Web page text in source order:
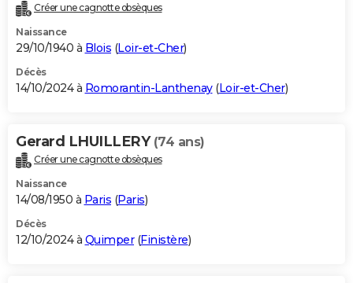
Créer une cagnotte obsèques
Naissance
29/10/1940 à Blois (Loir-et-Cher)
Décès
14/10/2024 à Romorantin-Lanthenay(Loir-et-Cher)
Gerard LHUILLERY (74 ans)
Créer une cagnotte obsèques
Naissance
14/08/1950 à Paris (Paris)
Décès
12/10/2024 à Quimper(Finistère)